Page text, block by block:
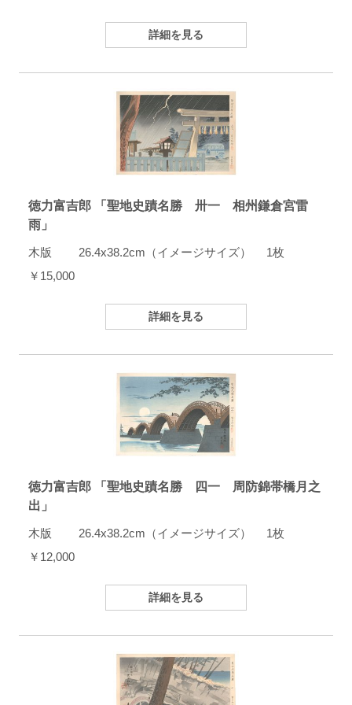
詳細を見る
徳力富吉郎 「聖地史蹟名勝 卅一 相州鎌倉宮雷
雨」
木版 26.4x38.2cm（イメージサイズ） 1枚
￥15,000
詳細を見る
徳力富吉郎 「聖地史蹟名勝 四一 周防錦帯橋月之
出」
木版 26.4x38.2cm（イメージサイズ） 1枚
￥12,000
詳細を見る